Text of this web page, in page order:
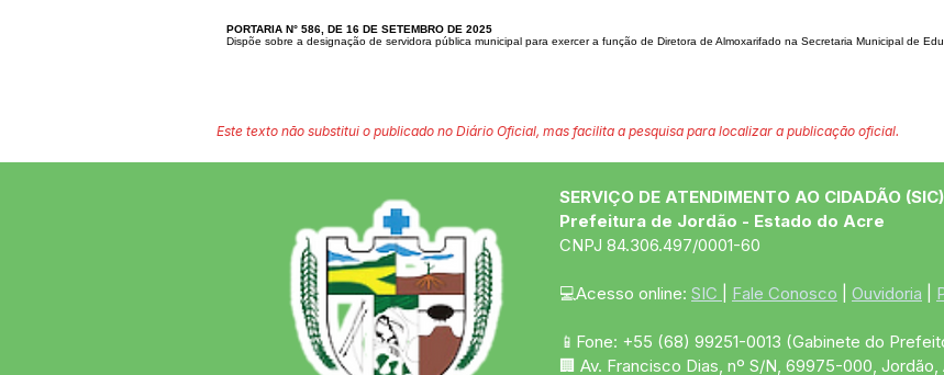
PORTARIA N° 586, DE 16 DE SETEMBRO DE 2025
Dispõe sobre a designação de servidora pública municipal para exercer a função de Diretora de Almoxarifado na Secretaria Municipal de
Este texto não substitui o publicado no Diário Oficial, mas facilita a pesquisa para localizar a publicação oficial.
SERVIÇO DE ATENDIMENTO AO CIDADÃO
Prefeitura de Jordão - Estado do Acre
CNPJ 84.306.497/0001-60
💻Acesso online: SIC Fale Conosco Ouvidoria
📱Fone: +55 (68) 99251-0013 (Gabinete do
🏢 Av. Francisco Dias, nº S/N, 69975-000, Jordão,